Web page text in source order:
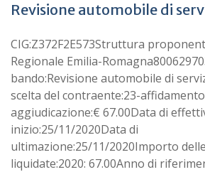
Revisione automobile di
CIG:Z372F2E573Struttura
Regionale Emilia-
bando:Revisione automobile di
scelta del contraente:23-
aggiudicazione:€ 67.00Data di
inizio:25/11/2020Data di
ultimazione:25/11/2020Importo
liquidate:2020: 67.00Anno di